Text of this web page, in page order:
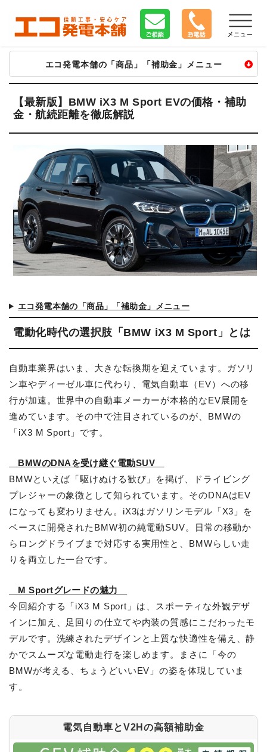
エコ発電本舗の「商品」「補助金」メニュー
太陽光
長州産業
カナディアン
シャープ
パナソニック
エクソル
ネクストエナジー
京セラ
マキシオン
■その他
カーポート
自家消費型
蓄電池
長州 SPVマルチ
ニチコン
京セラ Enerezza
EP CUBE
テスラ
POWER DEPO R
ファーウェイ
アイビス8
長州 SPVプラス
オムロン マルチ
パナソニック創蓄
ハンファ ENERICH
V2H
オムロン V2X
長州 V2X
シャープ V2H
住友電工 V2H
■トライブリッド
トライブリッド
エネプラット
長州 SPVエボ
アイビス V
■給電・充電器
パワームーバー
エコキュート 補助金 お見積り・ご相談
日立
ダイキン
三菱
パナソニック
東芝
蓄電池の補助金
自治体の補助金
【最新版】BMW iX3 M Sport EVの価格・補助
金・航続距離を徹底解説
エコ発電本舗の「商品」「補助金」メニュー
電動化時代の選択肢「BMW iX3 M Sport」とは
自動車業界はいま、大きな転換期を迎えています。ガソリ
ン車やディーゼル車に代わり、電気自動車（EV）への移
行が加速。世界中の自動車メーカーが本格的なEV展開を
進めています。その中で注目されているのが、BMWの
「iX3 M Sport」です。
BMWのDNAを受け継ぐ電動SUV
BMWといえば「駆けぬける歓び」を掲げ、ドライビング
プレジャーの象徴として知られています。そのDNAはEV
になっても変わりません。iX3はガソリンモデル「X3」を
ベースに開発されたBMW初の純電動SUV。日常の移動か
らロングドライブまで対応する実用性と、BMWらしい走
りを両立した一台です。
M Sportグレードの魅力
今回紹介する「iX3 M Sport」は、スポーティな外観デザ
インに加え、足回りの仕立てや内装の質感にこだわったモ
デルです。洗練されたデザインと上質な快適性を備え、静
かでスムーズな電動走行を楽しめます。まさに「今の
BMWが考える、ちょうどいいEV」の姿を体現していま
す。
電気自動車とV2Hの高額補助金